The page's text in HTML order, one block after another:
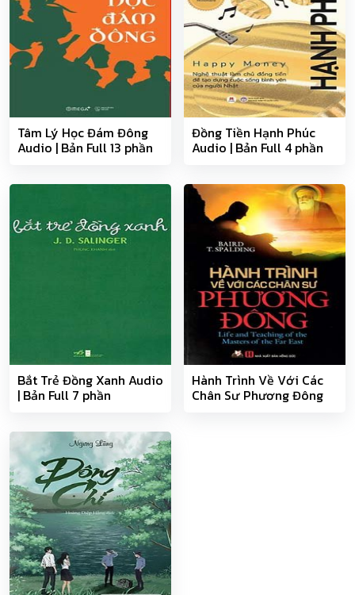
Tâm Lý Học Đám Đông
Audio | Bản Full 13 phần
Đồng Tiền Hạnh Phúc
Audio | Bản Full 4 phần
Bắt Trẻ Đồng Xanh Audio
| Bản Full 7 phần
Hành Trình Về Với Các
Chân Sư Phương Đông